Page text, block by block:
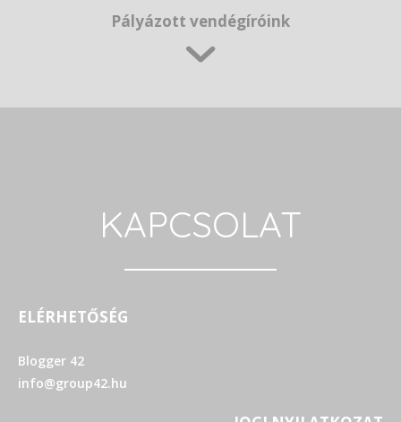
Pályázott vendégíróink
KAPCSOLAT
ELÉRHETŐSÉG
Blogger 42
info@group42.hu